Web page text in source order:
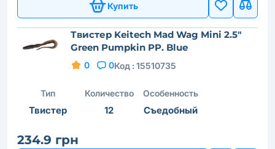
Купить
Твистер Keitech Mad Wag Mini 2.5"
Green Pumpkin PP. Blue
0 0Код : 15510735
Тип
Твистер
Количество
12
Особенность
Съедобный
234.9 грн